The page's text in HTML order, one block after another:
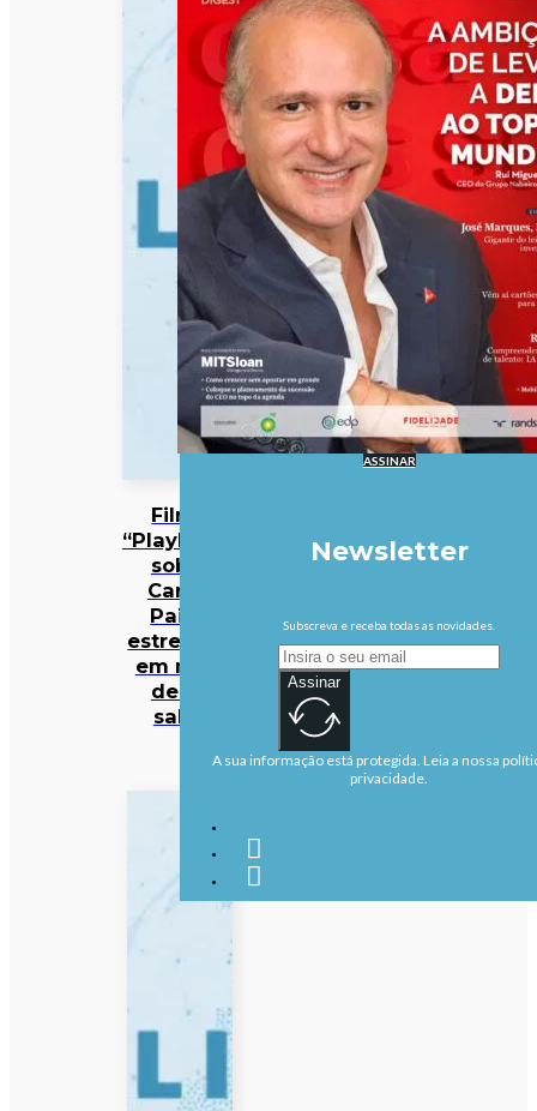
Filme
“Playback”
sobre
Carlos
Paião
estreia-se
em mais
de 50
salas
ASSINAR
Newsletter
Subscreva e receba todas as novidades.
Assinar
A sua informação está protegida. Leia a nossa
privacidade.